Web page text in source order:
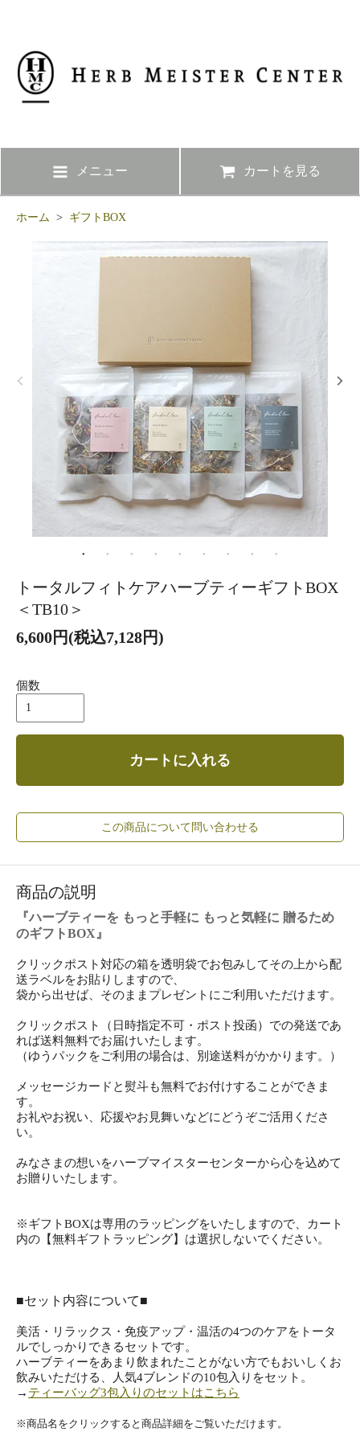
メニュー カートを見る
ホーム > ギフトBOX
トータルフィトケアハーブティーギフトBOX
＜TB10＞
6,600円(税込7,128円)
個数
カートに入れる
この商品について問い合わせる
商品の説明
『ハーブティーを もっと手軽に もっと気軽に 贈るため
のギフトBOX』
クリックポスト対応の箱を透明袋でお包みしてその上から配
送ラベルをお貼りしますので、
袋から出せば、そのままプレゼントにご利用いただけます。
クリックポスト（日時指定不可・ポスト投函）での発送であ
れば送料無料でお届けいたします。
（ゆうパックをご利用の場合は、別途送料がかかります。）
メッセージカードと熨斗も無料でお付けすることができま
す。
お礼やお祝い、応援やお見舞いなどにどうぞご活用くださ
い。
みなさまの想いをハーブマイスターセンターから心を込めて
お贈りいたします。
※ギフトBOXは専用のラッピングをいたしますので、カート
内の【無料ギフトラッピング】は選択しないでください。
■セット内容について■
美活・リラックス・免疫アップ・温活の4つのケアをトータ
ルでしっかりできるセットです。
ハーブティーをあまり飲まれたことがない方でもおいしくお
飲みいただける、人気4ブレンドの10包入りをセット。
→ ティーバッグ3包入りのセットはこちら
※商品名をクリックすると商品詳細をご覧いただけます。